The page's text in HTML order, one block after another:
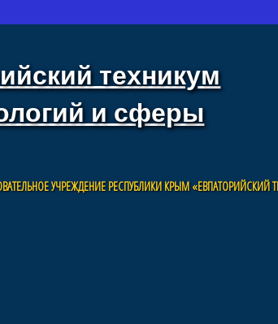
техникум
и сферы
УЧРЕЖДЕНИЕ РЕСПУБЛИКИ КРЫМ «ЕВПАТОРИЙСКИЙ